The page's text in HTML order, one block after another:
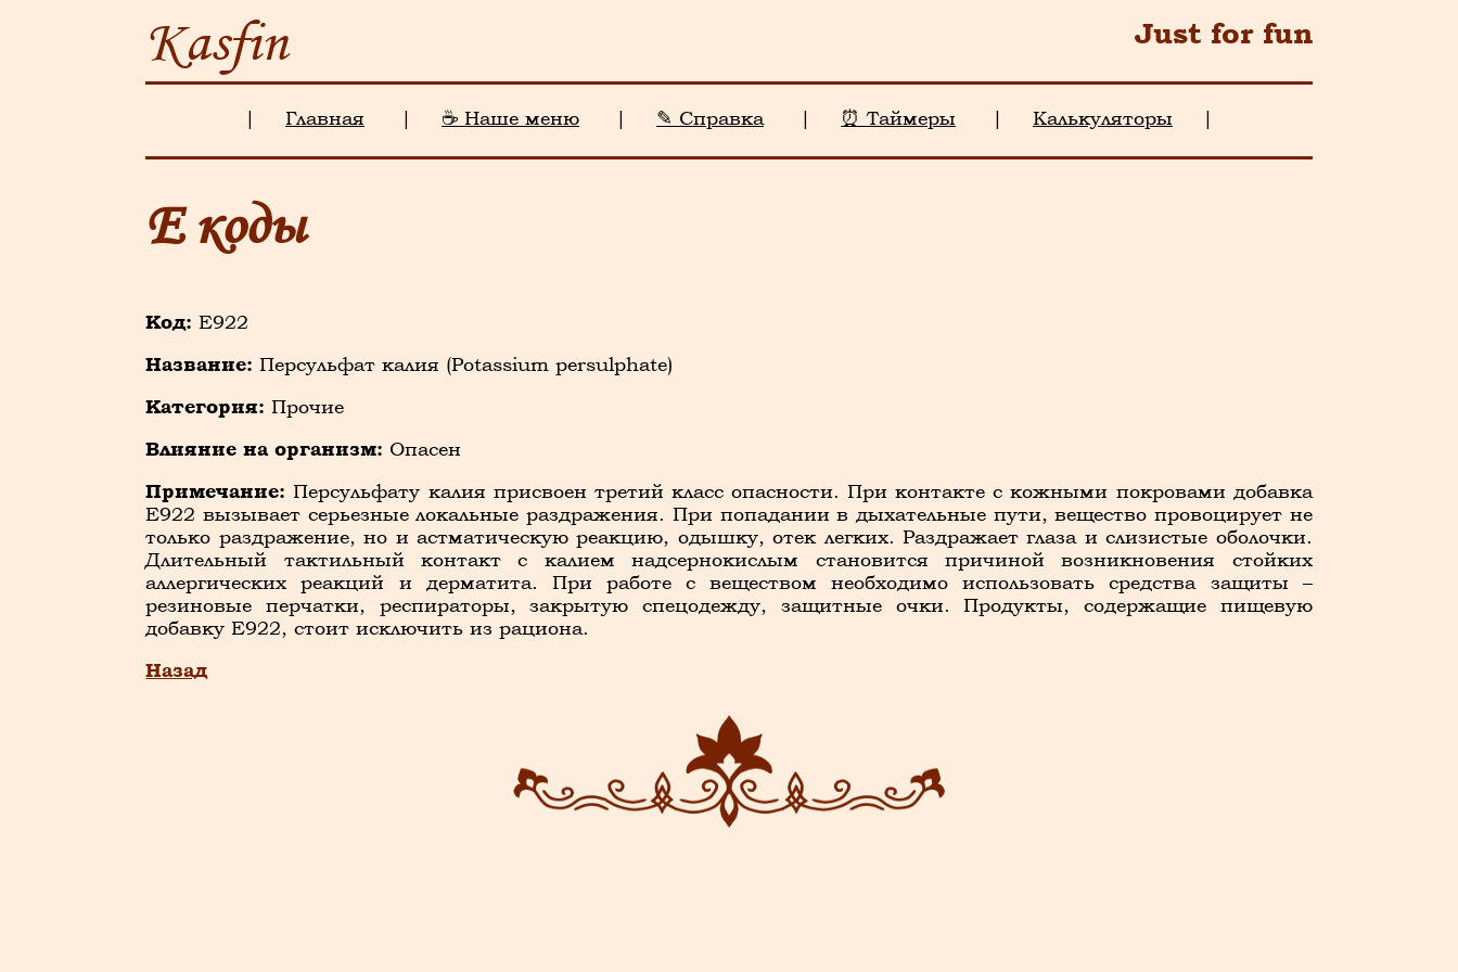
Kasfin Just for fun
| Главная | ☕ Наше меню | ✎ Справка | ⏰ Таймеры | Калькуляторы |
Е коды
Код: E922
Название: Персульфат калия (Potassium persulphate)
Категория: Прочие
Влияние на организм: Опасен
Примечание: Персульфату калия присвоен третий класс опасности. При контакте с кожными покровами добавка
Е922 вызывает серьезные локальные раздражения. При попадании в дыхательные пути, вещество провоцирует не
только раздражение, но и астматическую реакцию, одышку, отек легких. Раздражает глаза и слизистые оболочки.
Длительный тактильный контакт с калием надсернокислым становится причиной возникновения стойких
аллергических реакций и дерматита. При работе с веществом необходимо использовать средства защиты –
резиновые перчатки, респираторы, закрытую спецодежду, защитные очки. Продукты, содержащие пищевую
добавку Е922, стоит исключить из рациона.
Назад